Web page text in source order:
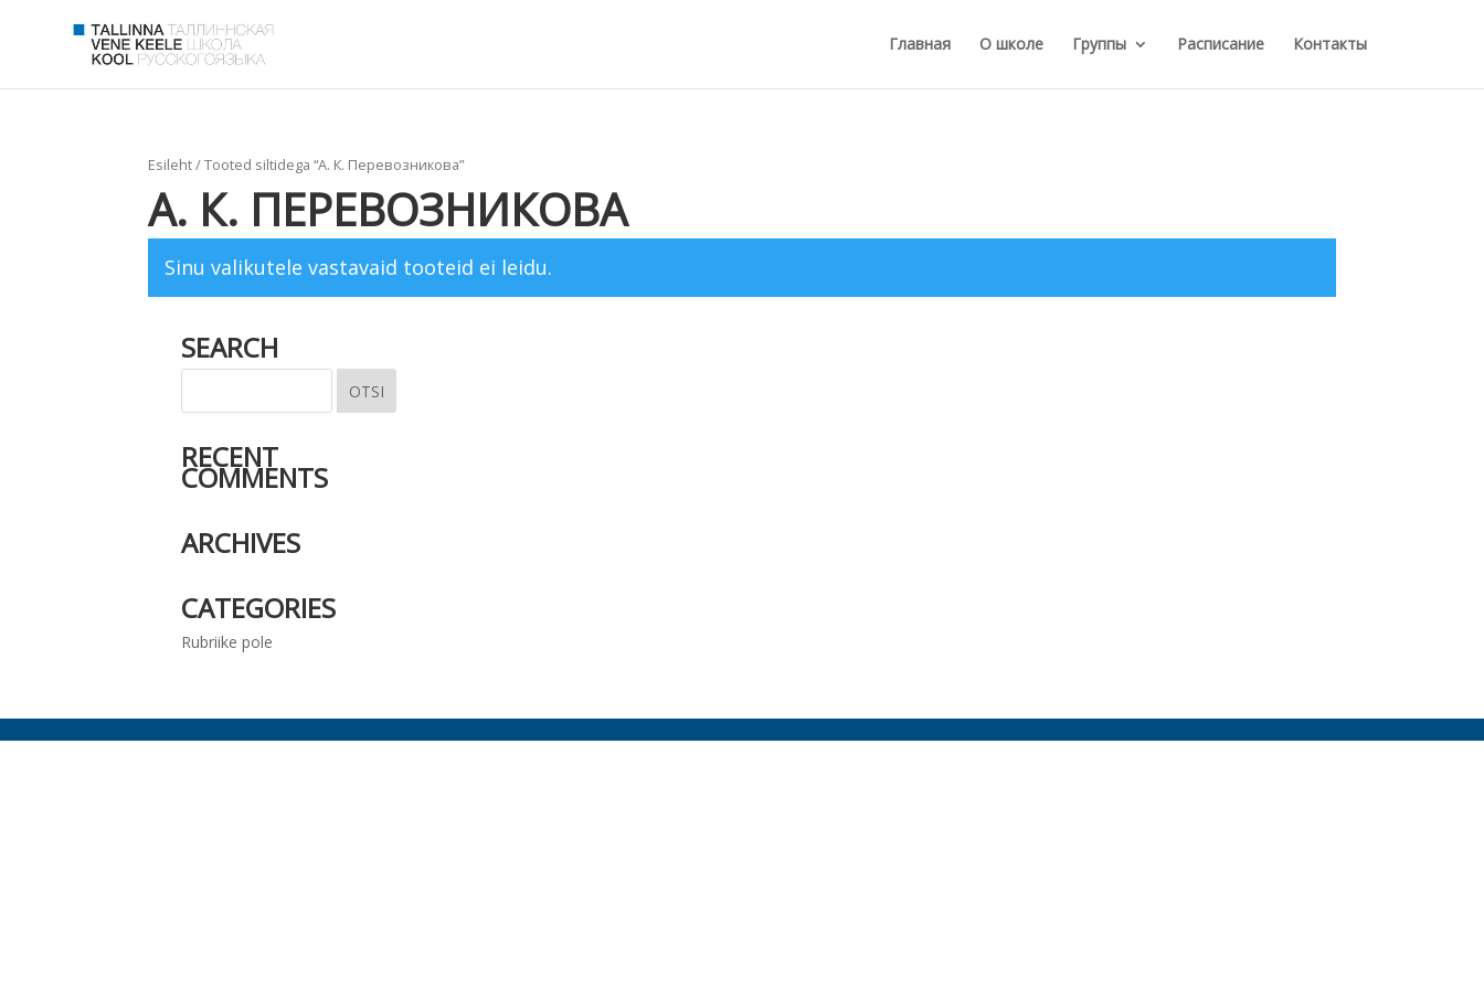
Главная О школе Группы Расписание Контакты
Esileht/ Tooted siltidega “А. К. Перевозникова”
А. К. ПЕРЕВОЗНИКОВА
Sinu valikutele vastavaid tooteid ei leidu.
SEARCH
RECENT
COMMENTS
ARCHIVES
CATEGORIES
Rubriike pole